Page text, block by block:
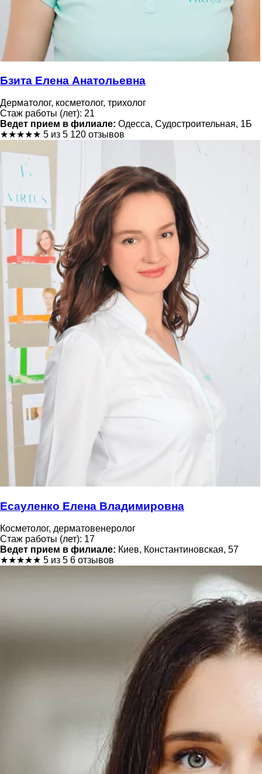
Бзита Елена Анатольевна
Дерматолог, косметолог, трихолог
Стаж работы (лет): 21
Ведет прием в филиале: Одесса, Судостроительная, 1Б
★★★★★ 5 из 5 120 отзывов
Есауленко Елена Владимировна
Косметолог, дерматовенеролог
Стаж работы (лет): 17
Ведет прием в филиале: Киев, Константиновская, 57
★★★★★ 5 из 5 6 отзывов